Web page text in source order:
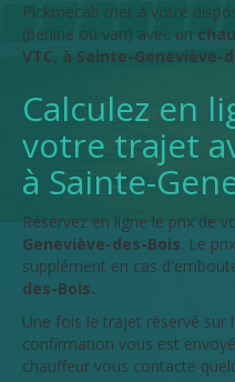
Pickmecab met à votre
(berline ou van) avec un
VTC, à Sainte-Geneviève-
Calculez en
votre trajet
à Sainte-
Réservez en ligne le prix de
Geneviève-des-Bois. Le
supplément en cas
des-Bois.
Une fois le trajet réservé sur
confirmation vous est
chauffeur vous contacte